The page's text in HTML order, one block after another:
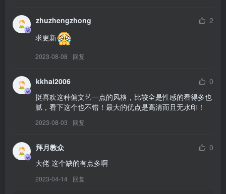
[YITUYU艺图语]2026.02.05 白伯骅仕女图 九上天[12P／124MB]
[YITUYU艺图语]2026.02.05 晚唐 蔸小黄鸡[27P／372MB]
[YITUYU艺图语]2026.02.04 紫薇花 蔸小黄鸡[9P／126MB]
[7.26]
[YITUYU艺图语]2026.02.04 青女[13P／53MB]
[YITUYU艺图语]2026.02.04 邻座的艾莉同学 鲨鲨不在[55P／284MB]
[YITUYU艺图语]2026.02.04 梅花独自开 湫一只岁岁[49P／156MB]
388MB]
[YITUYU艺图语]2026.02.04 存一点室内拍照姿势 吃一大口鸡蛋[14P
zhuzhengzhong
2
求更新
2023-08-08 回复
kkhai2006
0
挺喜欢这种偏文艺一点的风格，比较全是性感的看得多也
腻，看下这个也不错！最大的优点是高清而且无水印！
2023-08-03 回复
拜月教众
0
大佬 这个缺的有点多啊
2023-04-14 回复